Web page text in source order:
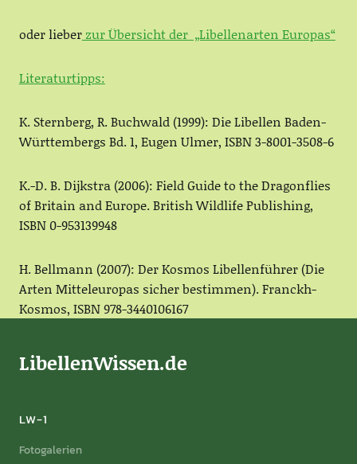
oder lieberzur Übersicht der „Libellenarten Europas“
Literaturtipps:
K. Sternberg, R. Buchwald (1999): Die Libellen Baden-
Württembergs Bd. 1, Eugen Ulmer, ISBN 3-8001-3508-6
K.-D. B. Dijkstra (2006): Field Guide to the Dragonflies
of Britain and Europe. British Wildlife Publishing,
ISBN 0-953139948
H. Bellmann (2007): Der Kosmos Libellenführer (Die
Arten Mitteleuropas sicher bestimmen). Franckh-
Kosmos, ISBN 978-3440106167
LibellenWissen.de
LW-1
Fotogalerien